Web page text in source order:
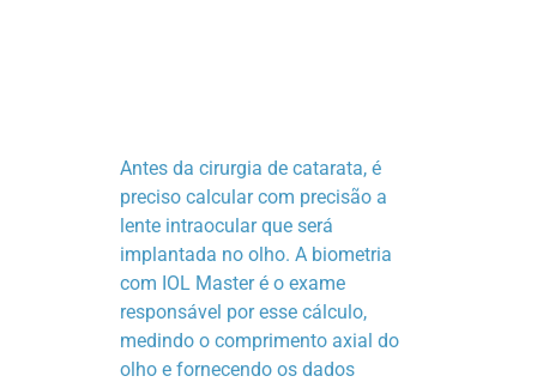
Antes da cirurgia de catarata, é
preciso calcular com precisão a
lente intraocular que será
implantada no olho. A biometria
com IOL Master é o exame
responsável por esse cálculo,
medindo o comprimento axial do
olho e fornecendo os dados